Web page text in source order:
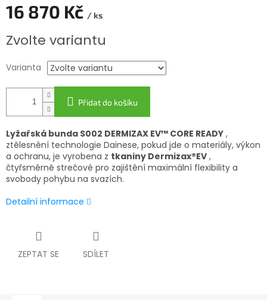
16 870 Kč / ks
cena:
Zvolte variantu
Varianta
Přidat do košíku
Lyžařská bunda S002 DERMIZAX EV™ CORE READY ,
ztělesnění technologie Dainese, pokud jde o materiály, výkon
a ochranu, je vyrobena z tkaniny Dermizax®EV ,
čtyřsměrně strečové pro zajištění maximální flexibility a
svobody pohybu na svazích.
Detailní informace
ZEPTAT SE SDÍLET